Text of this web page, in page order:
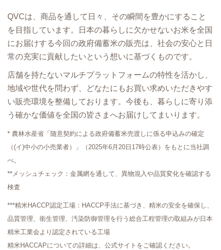
QVCは、商品を通して日々、その瞬間を豊かにすること
を目指しています。日本の暮らしに欠かせないお米を全国
にお届けする今回の政府備蓄米の販売は、社会の安心と日
常の充実に貢献したいという想いに基づくものです。
店舗を持たないマルチプラットフォームの特性を活かし、
地域や世代を問わず、どなたにもお買い求めいただきやす
い販売環境を整備しております。今後も、暮らしに寄り添
う確かな価値を全国の皆さまへお届けしてまいります。
* 農林水産省「随意契約による政府備蓄米売渡しに係る申込みの確定
（(イ)中小の小売業者）」（2025年6月20日17時公表）をもとに当社調
べ。
**メッシュチェック：金属網を通して、異物混入や品質変化を確認する
検査
***精米HACCP認定工場：HACCP手法に基づき、精米の安全を確保し、
品質管理、衛生管理、汚染防御管理を行う総合工程管理の取組みが日本
精米工業会より認定されている工場
精米HACCAPについての詳細は、公式サイトをご確認ください。